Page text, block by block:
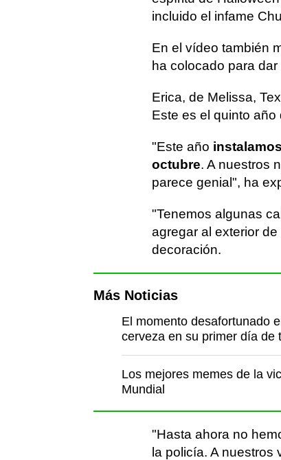
incluido el infame
En el vídeo también
ha colocado para
Erica, de Melissa,
Este es el quinto
"Este año
octubre. A nuestros
parece genial", ha
"Tenemos algunas
agregar al exterior
decoración.
Más Noticias
El momento desafortunado
cerveza en su primer día de
Los mejores memes de la
Mundial
"Hasta ahora no
la policía. A